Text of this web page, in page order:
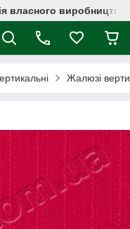
власного виробництва
Жалюзі